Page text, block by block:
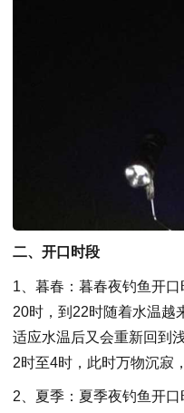
二、开口时段
1、暮春：暮春夜钓鱼开
20时，到22时随着水温越
适应水温后又会重新回到
2时至4时，此时万物沉寂
2、夏季：夏季夜钓鱼开